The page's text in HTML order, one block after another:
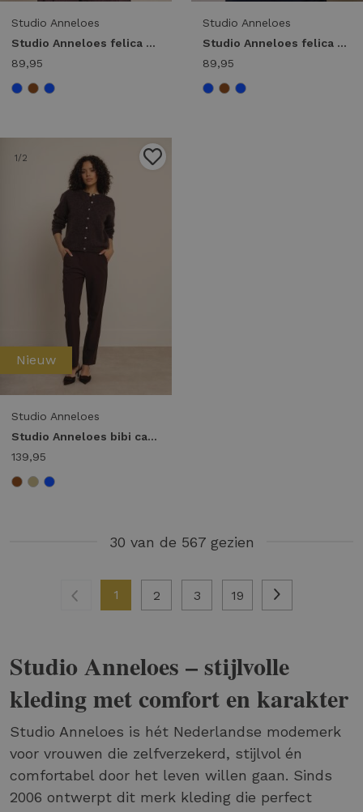
Studio Anneloes
Studio Anneloes felica pullover 14404 Trui korte mouw 8600 chestnut
89,95
Studio Anneloes
Studio Anneloes felica pullover 14404 Trui korte mouw 6900 dark blue
89,95
1/2
Nieuw
Studio Anneloes
Studio Anneloes bibi cardigan 91545 Vest 8700 espresso
139,95
30 van de 567 gezien
1 2 3 19
Studio Anneloes – stijlvolle
kleding met comfort en karakter
Studio Anneloes is hét Nederlandse modemerk
voor vrouwen die zelfverzekerd, stijlvol én
comfortabel door het leven willen gaan. Sinds
2006 ontwerpt dit merk kleding die perfect